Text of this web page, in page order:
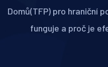
Domů(TFP) pro hraniční
funguje a proč je